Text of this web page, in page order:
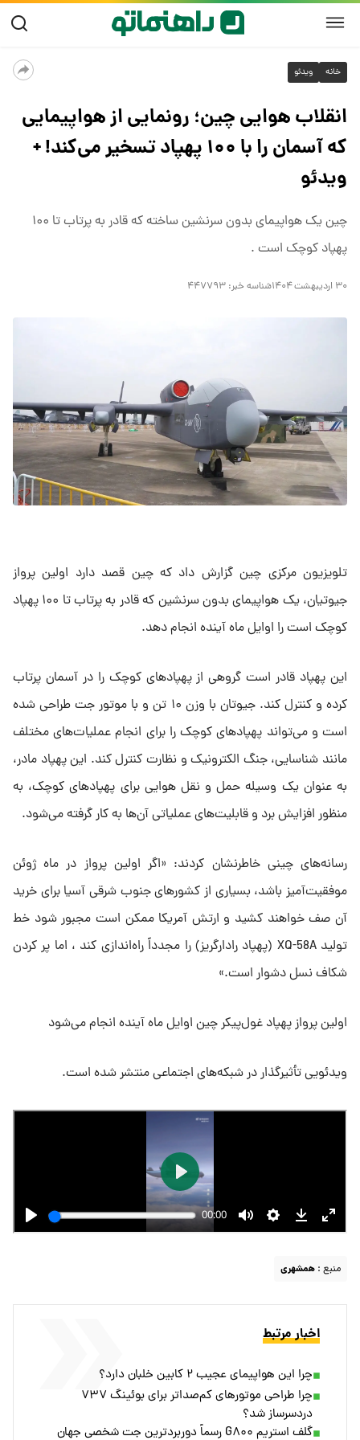
خانه ویدئو
انقلاب هوایی چین؛ رونمایی از هواپیمایی
که آسمان را با ۱۰۰ پهپاد تسخیر می‌کند! +
ویدئو
چین یک هواپیمای بدون سرنشین ساخته که قادر به پرتاب تا ۱۰۰
پهپاد کوچک است .
۳۰ اردیبهشت ۱۴۰۴ شناسه خبر: ۴۴۷۷۹۳
تلویزیون مرکزی چین گزارش داد که چین قصد دارد اولین پرواز
جیوتیان، یک هواپیمای بدون سرنشین که قادر به پرتاب تا ۱۰۰ پهپاد
کوچک است را اوایل ماه آینده انجام دهد.
این پهپاد قادر است گروهی از پهپادهای کوچک را در آسمان پرتاب
کرده و کنترل کند. جیوتان با وزن ۱۰ تن و با موتور جت طراحی شده
است و می‌تواند پهپادهای کوچک را برای انجام عملیات‌های مختلف
مانند شناسایی، جنگ الکترونیک و نظارت کنترل کند. این پهپاد مادر،
به عنوان یک وسیله حمل و نقل هوایی برای پهپادهای کوچک، به
منظور افزایش برد و قابلیت‌های عملیاتی آن‌ها به کار گرفته می‌شود.
رسانه‌های چینی خاطرنشان کردند: «اگر اولین پرواز در ماه ژوئن
موفقیت‌آمیز باشد، بسیاری از کشورهای جنوب شرقی آسیا برای خرید
آن صف خواهند کشید و ارتش آمریکا ممکن است مجبور شود خط
تولید XQ-58A (پهپاد رادارگریز) را مجدداً راه‌اندازی کند ، اما پر کردن
شکاف نسل دشوار است.»
اولین پرواز پهپاد غول‌پیکر چین اوایل ماه آینده انجام می‌شود
ویدئویی تأثیرگذار در شبکه‌های اجتماعی منتشر شده است.
منبع : همشهری
اخبار مرتبط
چرا این هواپیمای عجیب ۲ کابین خلبان دارد؟
چرا طراحی موتورهای کم‌صداتر برای بوئینگ ۷۳۷
دردسرساز شد؟
گلف استریم G۸۰۰ رسماً دوربردترین جت شخصی جهان